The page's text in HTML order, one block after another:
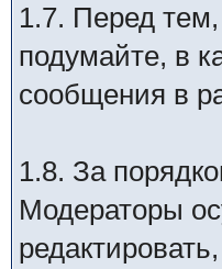
1.7. Перед
подумайте, в
сообщения в
1.8. За
Модераторы